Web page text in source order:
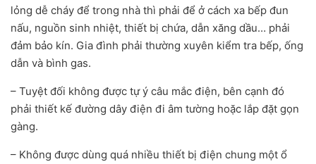
lỏng dễ cháy để trong nhà thì phải để ở cách xa bếp đun
nấu, nguồn sinh nhiệt, thiết bị chứa, dẫn xăng dầu… phải
đảm bảo kín. Gia đình phải thường xuyên kiểm tra bếp, ống
dẫn và bình gas.
– Tuyệt đối không được tự ý câu mắc điện, bên cạnh đó
phải thiết kế đường dây điện đi âm tường hoặc lắp đặt gọn
gàng.
– Không được dùng quá nhiều thiết bị điện chung một ổ